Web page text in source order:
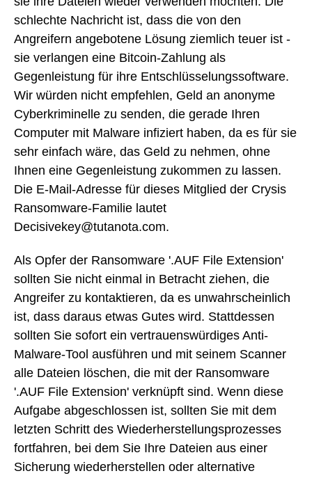
schlechte Nachricht ist, dass die von den
Angreifern angebotene Lösung ziemlich teuer ist -
sie verlangen eine Bitcoin-Zahlung als
Gegenleistung für ihre Entschlüsselungssoftware.
Wir würden nicht empfehlen, Geld an anonyme
Cyberkriminelle zu senden, die gerade Ihren
Computer mit Malware infiziert haben, da es für sie
sehr einfach wäre, das Geld zu nehmen, ohne
Ihnen eine Gegenleistung zukommen zu lassen.
Die E-Mail-Adresse für dieses Mitglied der Crysis
Ransomware-Familie lautet
Decisivekey@tutanota.com.
Als Opfer der Ransomware '.AUF File Extension'
sollten Sie nicht einmal in Betracht ziehen, die
Angreifer zu kontaktieren, da es unwahrscheinlich
ist, dass daraus etwas Gutes wird. Stattdessen
sollten Sie sofort ein vertrauenswürdiges Anti-
Malware-Tool ausführen und mit seinem Scanner
alle Dateien löschen, die mit der Ransomware
'.AUF File Extension' verknüpft sind. Wenn diese
Aufgabe abgeschlossen ist, sollten Sie mit dem
letzten Schritt des Wiederherstellungsprozesses
fortfahren, bei dem Sie Ihre Dateien aus einer
Sicherung wiederherstellen oder alternative